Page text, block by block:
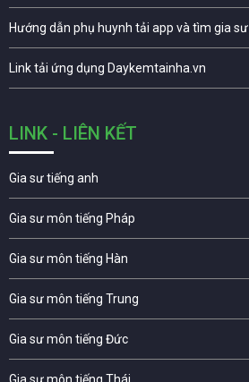
Hướng dẫn phụ huynh tải app và tìm gia sư
Link tải ứng dụng Daykemtainha.vn
LINK - LIÊN KẾT
Gia sư tiếng anh
Gia sư môn tiếng Pháp
Gia sư môn tiếng Hàn
Gia sư môn tiếng Trung
Gia sư môn tiếng Đức
Gia sư môn tiếng Thái